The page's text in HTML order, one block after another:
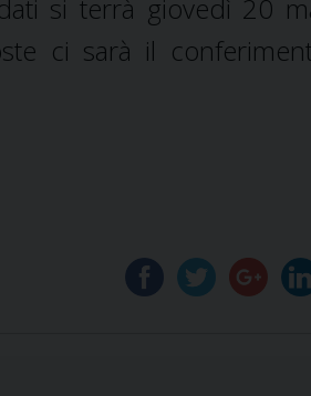
si terrà giovedì 20
ci sarà il